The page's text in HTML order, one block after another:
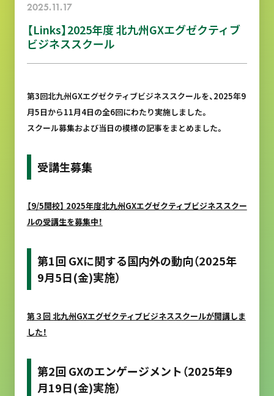
2025.11.17
【Links】2025年度 北九州GXエグゼクティブ
ビジネススクール
第3回北九州GXエグゼクティブビジネススクールを、2025年9
月5日から11月4日の全6回にわたり実施しました。
スクール募集および当日の模様の記事をまとめました。
受講生募集
【9/5開校】 2025年度北九州GXエグゼクティブビジネススクー
ルの受講生を募集中！
第1回 GXに関する国内外の動向（2025年
9月5日(金)実施）
第３回 北九州GXエグゼクティブビジネススクールが開講しま
した！
第2回 GXのエンゲージメント（2025年9
月19日(金)実施）